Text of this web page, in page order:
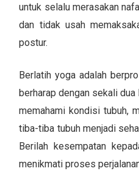
untuk selalu merasakan
dan tidak usah
postur.
Berlatih yoga adalah
berharap dengan sekali
memahami kondisi tubuh,
tiba-tiba tubuh menjadi
Berilah kesempatan
menikmati proses